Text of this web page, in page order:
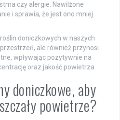
czy alergie. Nawilżone
i sprawia, że jest ono mniej
doniczkowych w naszych
ale również przynosi
wpływając pozytywnie na
oraz jakość powietrza.
doniczkowe, aby
powietrze?